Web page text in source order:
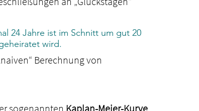
24 Jahre ist im Schnitt um gut 20
wird.
Berechnung von
sogenannten Kaplan-Meier-Kurve